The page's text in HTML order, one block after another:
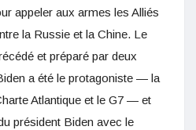
appeler aux armes les Alliés
la Russie et la Chine. Le
et préparé par deux
a été le protagoniste — la
Atlantique et le G7 — et
président Biden avec le